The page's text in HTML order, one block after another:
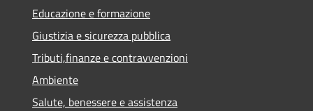
Educazione e formazione
Giustizia e sicurezza pubblica
Tributi,finanze e contravvenzioni
Ambiente
Salute, benessere e assistenza